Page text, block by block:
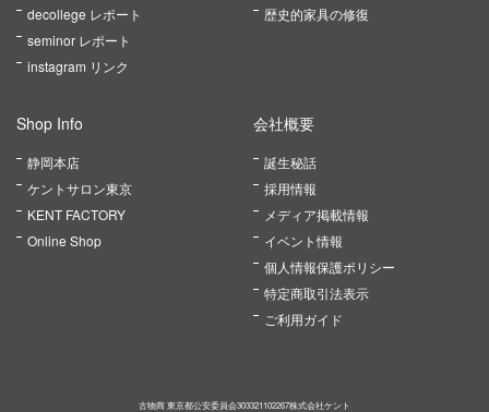
decollege レポート
seminor レポート
instagram リンク
歴史的家具の修復
Shop Info
静岡本店
ケントサロン東京
KENT FACTORY
Online Shop
会社概要
誕生秘話
採用情報
メディア掲載情報
イベント情報
個人情報保護ポリシー
特定商取引法表示
ご利用ガイド
古物商 東京都公安委員会303321102267株式会社ケント